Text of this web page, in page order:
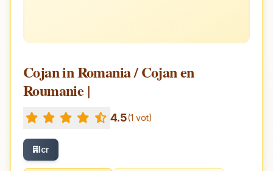
Cojan in Romania / Cojan en
Roumanie |
4.5(1 vot)
Icr